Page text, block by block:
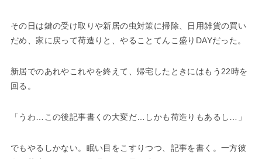
その日は鍵の受け取りや新居の虫対策に掃除、日用雑貨の買い
だめ、家に戻って荷造りと、やることてんこ盛りDAYだった。
新居でのあれやこれやを終えて、帰宅したときにはもう22時を
回る。
「うわ…この後記事書くの大変だ…しかも荷造りもあるし…」
でもやるしかない。眠い目をこすりつつ、記事を書く。一方彼